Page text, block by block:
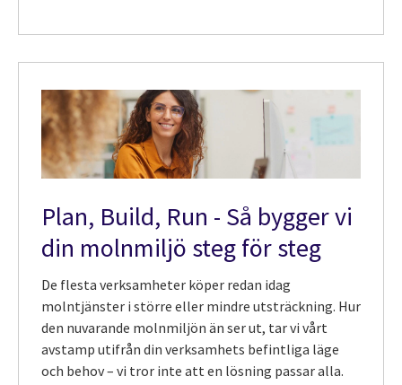
Plan, Build, Run - Så bygger vi
din molnmiljö steg för steg
De flesta verksamheter köper redan idag
molntjänster i större eller mindre utsträckning. Hur
den nuvarande molnmiljön än ser ut, tar vi vårt
avstamp utifrån din verksamhets befintliga läge
och behov – vi tror inte att en lösning passar alla.